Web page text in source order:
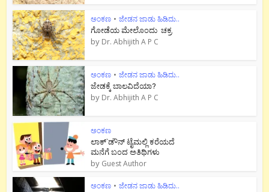
ಅಂಕಣ • ಜೇಡನ ಜಾಡು ಹಿಡಿದು..
ಗೋಡೆಯ ಮೇಲೊಂದು ಚಕ್ರ
by Dr. Abhijith A P C
ಅಂಕಣ • ಜೇಡನ ಜಾಡು ಹಿಡಿದು..
ಜೇಡಕ್ಕೆ ಬಾಲವಿದೆಯಾ?
by Dr. Abhijith A P C
ಅಂಕಣ
ಲಾಕ್`ಡೌನ್ ಟೈಮಲ್ಲಿ ಕರೆಯದೆ
ಮನೆಗೆ ಬಂದ ಅತಿಥಿಗಳು
by Guest Author
ಅಂಕಣ • ಜೇಡನ ಜಾಡು ಹಿಡಿದು..